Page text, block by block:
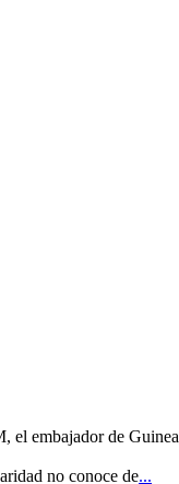
el embajador de Guinea
no conoce de...